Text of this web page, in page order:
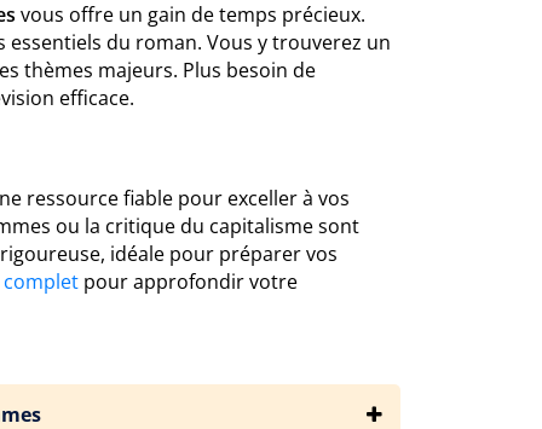
vous offre un gain de temps précieux.
du roman. Vous y trouverez un
thèmes majeurs. Plus besoin de
efficace.
ressource fiable pour exceller à vos
ou la critique du capitalisme sont
idéale pour préparer vos
pour approfondir votre